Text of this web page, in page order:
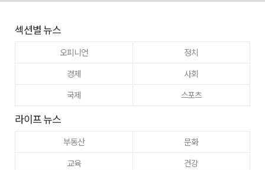
섹션별 뉴스
오피니언
정치
경제
사회
국제
스포츠
라이프 뉴스
부동산
문화
교육
건강